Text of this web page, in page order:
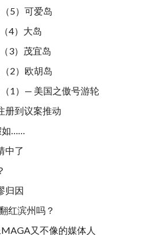
5）可爱岛
4）大岛
3）茂宜岛
2）欧胡岛
（1）— 美国之傲号游轮
册到议案推动
如……
中了
归因
红滨州吗？
又不像的媒体人